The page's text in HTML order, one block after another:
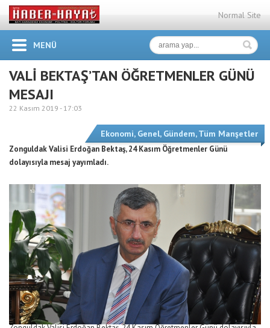
Normal Site
MENÜ
VALİ BEKTAŞ’TAN ÖĞRETMENLER GÜNÜ
MESAJI
22 Kasım 2019 - 17:03
Ekonomi, Genel, Gündem,Tüm Manşetler
Zonguldak Valisi Erdoğan Bektaş, 24 Kasım Öğretmenler Günü
dolayısıyla mesaj yayımladı.